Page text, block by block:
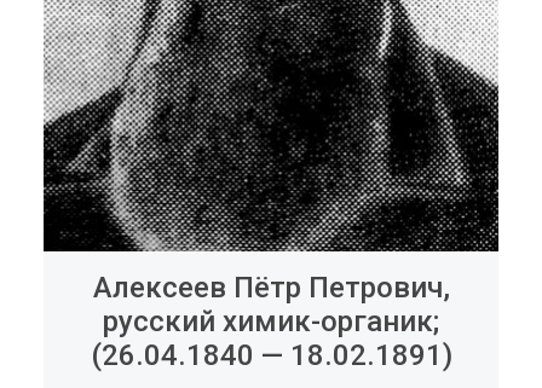
Алексеев Пётр Петрович,
русский химик-органик;
(26.04.1840 — 18.02.1891)